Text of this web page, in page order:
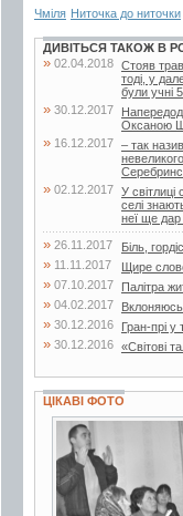
Чміля Ниточка до ниточки
ДИВІТЬСЯ ТАКОЖ В
» 02.04.2018 Стояв
тоді, у
були учні
» 30.12.2017
Оксаною
» 16.12.2017 – так
» 02.12.2017 У
селі
неї ще дар
» 26.11.2017 Біль,
» 11.11.2017 Щире
» 07.10.2017 Палітра
» 04.02.2017
» 30.12.2016 Гран-прі у
» 30.12.2016 «Світові
ЦІКАВІ ФОТО
2 фото